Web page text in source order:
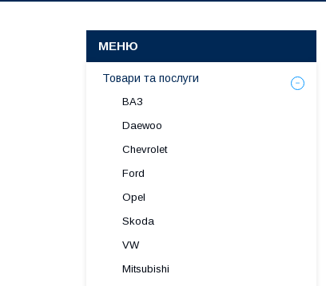
Товари та послуги
ВАЗ
Daewoo
Chevrolet
Ford
Opel
Skoda
VW
Mitsubishi